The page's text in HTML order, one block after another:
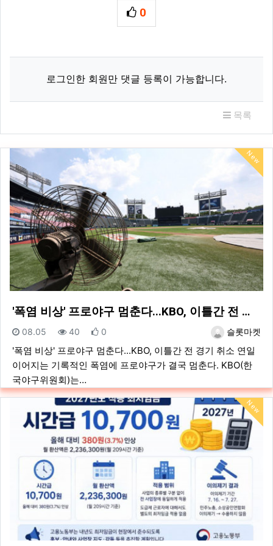
0
추천
로그인한 회원만 댓글 등록이 가능합니다.
목록
New
'폭염 비상' 프로야구 멈춘다...KBO, 이틀간 전 …
등록자슬롯마켓
등록일
08.05 조회
40 추천
0
'폭염 비상' 프로야구 멈춘다...KBO, 이틀간 전 경기 취소 연일
이어지는 기록적인 폭염에 프로야구가 결국 멈춘다. KBO(한
국야구위원회)는…
New